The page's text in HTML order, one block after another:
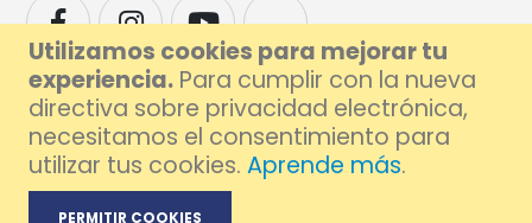
Utilizamos cookies para mejorar tu
experiencia. Para cumplir con la nueva
directiva sobre privacidad electrónica,
necesitamos el consentimiento para
utilizar tus cookies. Aprende más.
PERMITIR COOKIES
© 2026 Foxlive - Especialistas en Reparación de Móviles y Ordenadores en
Barcelona